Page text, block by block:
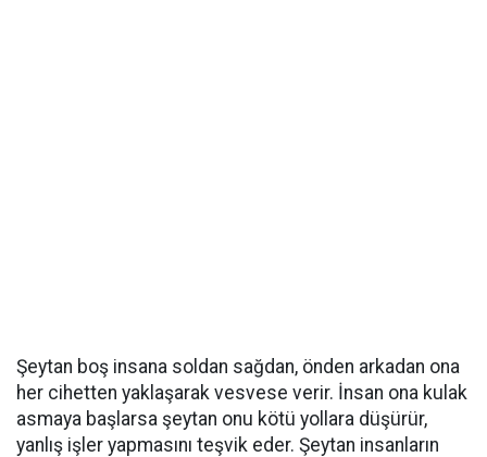
Şeytan boş insana soldan sağdan, önden arkadan ona
her cihetten yaklaşarak vesvese verir. İnsan ona kulak
asmaya başlarsa şeytan onu kötü yollara düşürür,
yanlış işler yapmasını teşvik eder. Şeytan insanların